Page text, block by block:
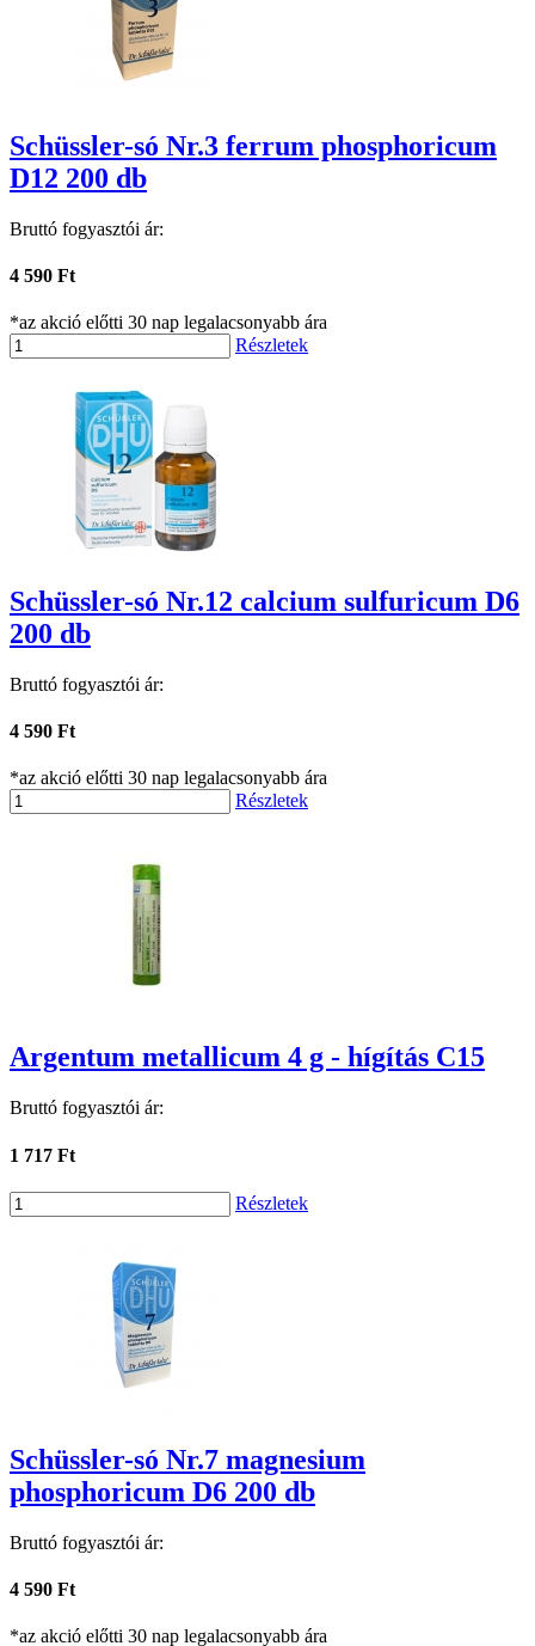
Schüssler-só Nr.3 ferrum phosphoricum
D12 200 db
Bruttó fogyasztói ár:
4 590 Ft
*az akció előtti 30 nap legalacsonyabb ára
Részletek
Schüssler-só Nr.12 calcium sulfuricum D6
200 db
Bruttó fogyasztói ár:
4 590 Ft
*az akció előtti 30 nap legalacsonyabb ára
Részletek
Argentum metallicum 4 g - hígítás C15
Bruttó fogyasztói ár:
1 717 Ft
Részletek
Schüssler-só Nr.7 magnesium
phosphoricum D6 200 db
Bruttó fogyasztói ár:
4 590 Ft
*az akció előtti 30 nap legalacsonyabb ára